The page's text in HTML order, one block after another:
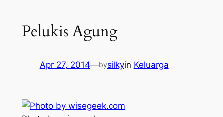
Pelukis Agung
Apr 27, 2014—bysilkyin Keluarga